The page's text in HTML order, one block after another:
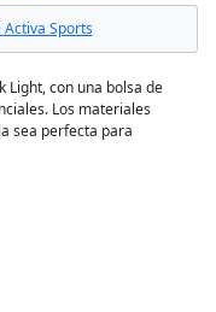
Sports
Light, con una bolsa de
Los materiales
sea perfecta para